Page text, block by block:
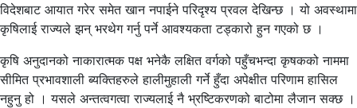
विदेशबाट आयात गरेर समेत खान नपाईने परिदृश्य प्रवल देखिन्छ । यो अवस्थामा
कृषिलाई राज्यले झन् भरथेग गर्नु पर्ने आवश्यकता टड्कारो हुन गएको छ ।
कृषि अनुदानको नाकारात्मक पक्ष भनेकै लक्षित वर्गको पहुँचभन्दा कृषकको नाममा
सीमित प्रभावशाली ब्यक्तिहरुले हालीमुहाली गर्ने हुँदा अपेक्षीत परिणाम हासिल
नहुनु हो । यसले अन्तत्वगत्वा राज्यलाई नै भ्रष्टिकरणको बाटोमा लैजान सक्छ ।